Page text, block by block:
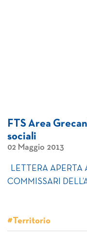
FTS Area
sociali
02 Maggio 2013
LETTERA APERTA
COMMISSARI
#Territorio